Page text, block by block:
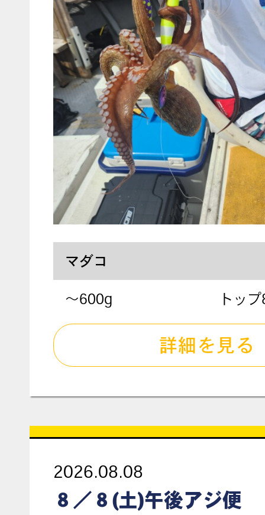
マダコ
～600g トッ
詳細を見る
2026.08.08
８／８(土)午後アジ便